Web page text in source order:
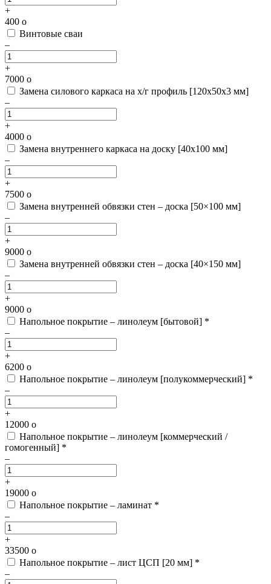
+
400 o
Винтовые сваи
–
+
7000 o
Замена силового каркаса на х/г профиль [120х50х3 мм]
–
+
4000 o
Замена внутреннего каркаса на доску [40х100 мм]
–
+
7500 o
Замена внутренней обвязки стен – доска [50×100 мм]
–
+
9000 o
Замена внутренней обвязки стен – доска [40×150 мм]
–
+
9000 o
Напольное покрытие – линолеум [бытовой] *
–
+
6200 o
Напольное покрытие – линолеум [полукоммерческий] *
–
+
12000 o
Напольное покрытие – линолеум [коммерческий /
гомогенный] *
–
+
19000 o
Напольное покрытие – ламинат *
–
+
33500 o
Напольное покрытие – лист ЦСП [20 мм] *
–